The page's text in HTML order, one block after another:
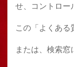
せ、コントロー
この「よくある
または、検索窓